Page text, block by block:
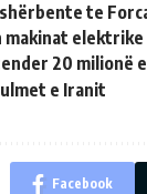
te
makinat elektrike
20 milionë
e Iranit
Facebook